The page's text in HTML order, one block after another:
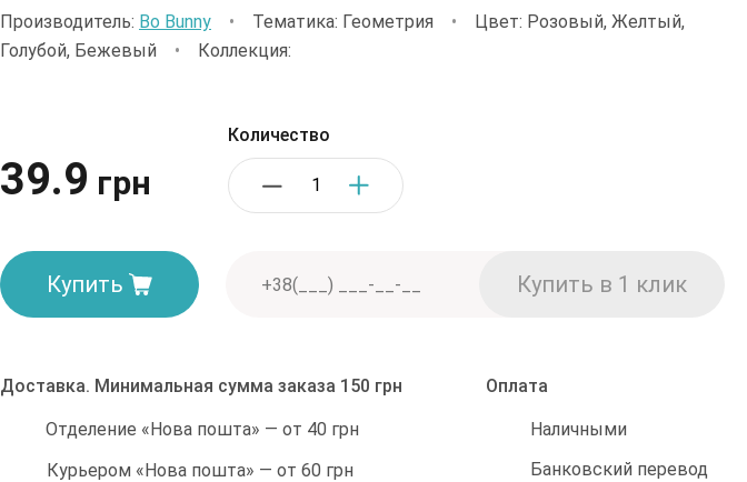
Производитель: Bo Bunny • Тематика: Геометрия •
Цвет: Розовый, Желтый,
Голубой, Бежевый
• Коллекция:
39.9 грн
Количество
Купить
Доставка. Минимальная сумма заказа 150 грн
Отделение «Нова пошта» — от 40 грн
Курьером «Нова пошта» — от 60 грн
Оплата
Наличными
Банковский перевод